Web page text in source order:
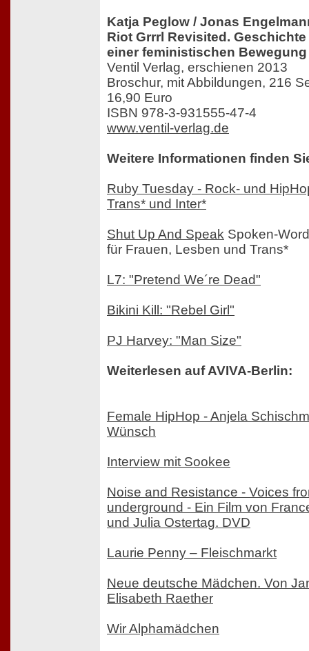
Katja Peglow / Jonas
Riot Grrrl Revisited.
einer feministischen Bewegung
Ventil Verlag, erschienen 2013
Broschur, mit Abbildungen, 216
16,90 Euro
ISBN 978-3-931555-47-4
www.ventil-verlag.de
Weitere Informationen finden
Ruby Tuesday - Rock- und
Trans* und Inter*
Shut Up And Speak Spoken-
für Frauen, Lesben und Trans*
L7: "Pretend We´re Dead"
Bikini Kill: "Rebel Girl"
PJ Harvey: "Man Size"
Weiterlesen auf AVIVA-Berlin:
Female HipHop - Anjela
Wünsch
Interview mit Sookee
Noise and Resistance - Voices
underground - Ein Film von
und Julia Ostertag. DVD
Laurie Penny – Fleischmarkt
Neue deutsche Mädchen. Von
Elisabeth Raether
Wir Alphamädchen